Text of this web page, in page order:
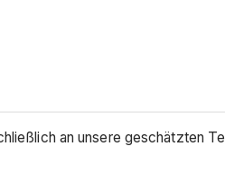
an unsere geschätzten